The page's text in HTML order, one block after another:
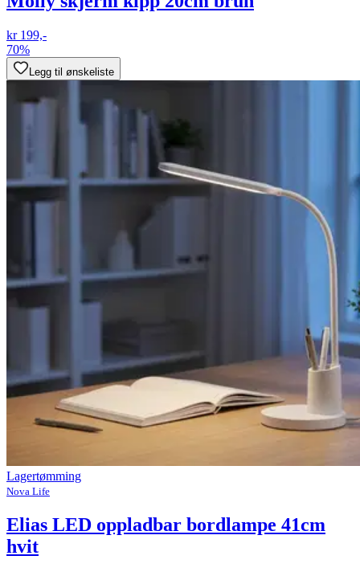
kr 199,-
70%
Legg til ønskeliste
Lagertømming
Nova Life
Elias LED oppladbar bordlampe 41cm
hvit